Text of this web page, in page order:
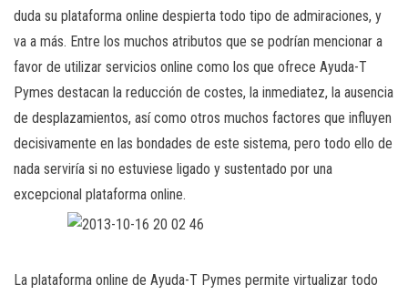
duda su plataforma online despierta todo tipo de admiraciones, y
va a más. Entre los muchos atributos que se podrían mencionar a
favor de utilizar servicios online como los que ofrece Ayuda-T
Pymes destacan la reducción de costes, la inmediatez, la ausencia
de desplazamientos, así como otros muchos factores que influyen
decisivamente en las bondades de este sistema, pero todo ello de
nada serviría si no estuviese ligado y sustentado por una
excepcional plataforma online.
La plataforma online de Ayuda-T Pymes permite virtualizar todo